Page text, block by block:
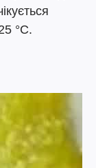
°C.